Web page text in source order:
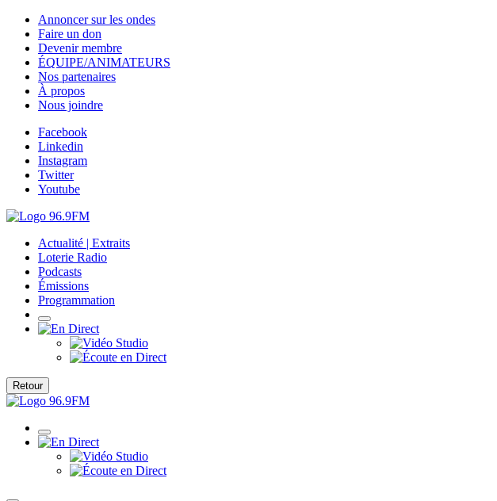
Annoncer sur les ondes
Faire un don
Devenir membre
ÉQUIPE/ANIMATEURS
Nos partenaires
À propos
Nous joindre
Facebook
Linkedin
Instagram
Twitter
Youtube
Actualité | Extraits
Loterie Radio
Podcasts
Émissions
Programmation
Retour